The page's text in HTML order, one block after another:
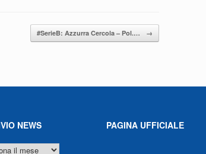
#SerieB: Azzurra Cercola – Pol.… →
NEWS PAGINA UFFICIALE